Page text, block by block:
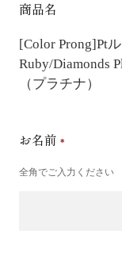
商品名
[Color Prong]Pt
Ruby/Diamonds
（プラチナ）
お名前
全角でご入力ください